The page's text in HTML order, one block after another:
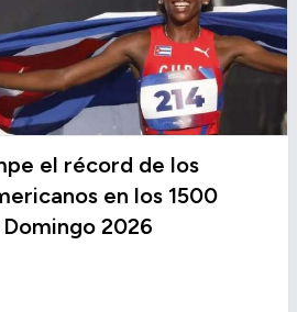
el récord de los
en los 1500
2026